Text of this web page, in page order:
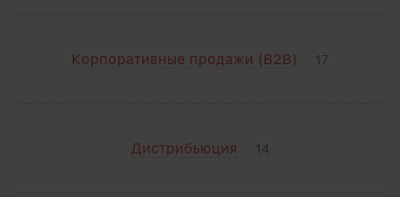
Корпоративные продажи (B2B) 17
Дистрибьюция 14